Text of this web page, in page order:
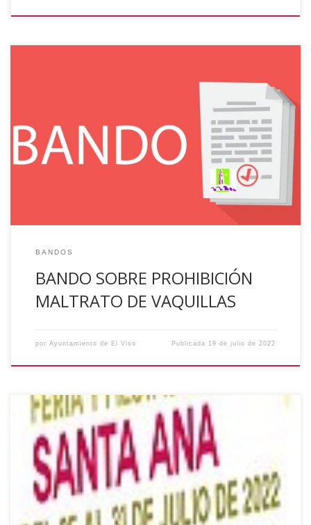
Con motivo de la celebración de los tradicionales encierros
taurinos de la localidad, durante los próximos días 26, 27,
28, 29, 30 y 31 de Julio de 2022, esta alcaldía tiene a bien
recordar a todos los participantes en los mismos, que ha
de evitarse toda circunstancia que suponga maltrato […]
BANDOS
BANDO SOBRE PROHIBICIÓN
MALTRATO DE VAQUILLAS
por Ayuntamiento de El Viso Publicada 19 de julio de 2022
Se acerca la semana más importante del mes de Julio y por
eso creemos que es el momento para presentaros el
programa de actos que tendrá lugar durante la Feria y
Fiestas en Honor de Santa Ana. En la imagen tenéis toda la
información: